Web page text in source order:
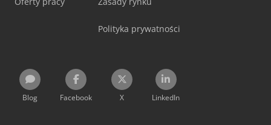
Polityka prywatności
Blog Facebook X LinkedIn